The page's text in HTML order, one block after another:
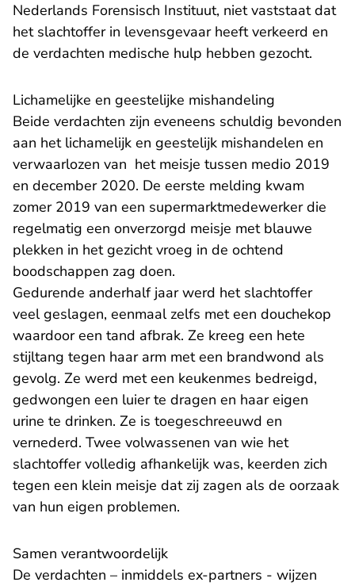
Nederlands Forensisch Instituut, niet vaststaat dat
het slachtoffer in levensgevaar heeft verkeerd en
de verdachten medische hulp hebben gezocht.
Lichamelijke en geestelijke mishandeling
Beide verdachten zijn eveneens schuldig bevonden
aan het lichamelijk en geestelijk mishandelen en
verwaarlozen van het meisje tussen medio 2019
en december 2020. De eerste melding kwam
zomer 2019 van een supermarktmedewerker die
regelmatig een onverzorgd meisje met blauwe
plekken in het gezicht vroeg in de ochtend
boodschappen zag doen.
Gedurende anderhalf jaar werd het slachtoffer
veel geslagen, eenmaal zelfs met een douchekop
waardoor een tand afbrak. Ze kreeg een hete
stijltang tegen haar arm met een brandwond als
gevolg. Ze werd met een keukenmes bedreigd,
gedwongen een luier te dragen en haar eigen
urine te drinken. Ze is toegeschreeuwd en
vernederd. Twee volwassenen van wie het
slachtoffer volledig afhankelijk was, keerden zich
tegen een klein meisje dat zij zagen als de oorzaak
van hun eigen problemen.
Samen verantwoordelijk
De verdachten – inmiddels ex-partners - wijzen